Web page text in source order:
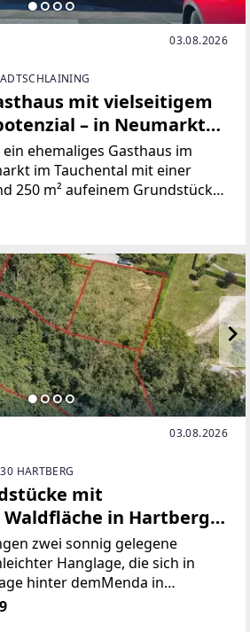
03.08.2026
mit vielseitigem
– in Neumarkt
ehemaliges Gasthaus im
im Tauchental mit einer
250 m² aufeinem Grundstück
Liegenschaft bietetgroßzügige
03.08.2026
HARTBERG
mit
in Hartberg –
zwei sonnig gelegene
Hanglage, die sich in
hinter demMenda in
beiden Parzellen
und bieten dadurch sowohl